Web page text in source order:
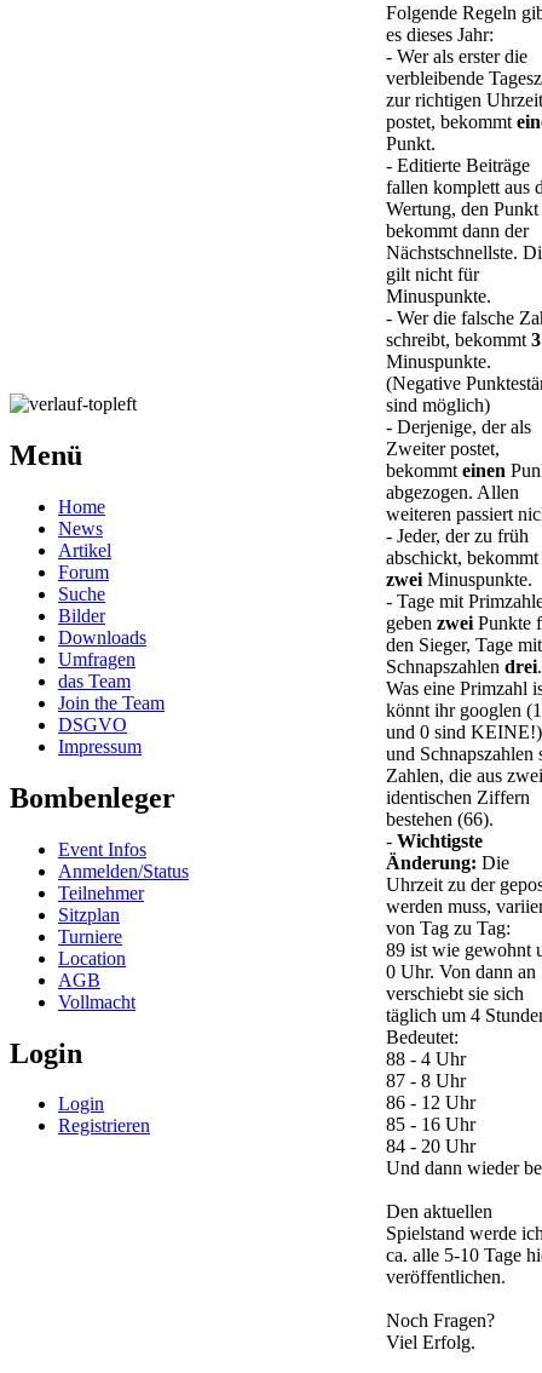
Menü
Home
News
Artikel
Forum
Suche
Bilder
Downloads
Umfragen
das Team
Join the Team
DSGVO
Impressum
Bombenleger
Event Infos
Anmelden/Status
Teilnehmer
Sitzplan
Turniere
Location
AGB
Vollmacht
Login
Login
Registrieren
Folgende Regeln
es dieses Jahr:
- Wer als erster die
verbleibende
zur richtigen Uhrzeit
postet, bekommt
Punkt.
- Editierte Beiträge
fallen komplett aus
Wertung, den Punkt
bekommt dann der
Nächstschnellste.
gilt nicht für
Minuspunkte.
- Wer die falsche
schreibt, bekommt 3
Minuspunkte.
(Negative
sind möglich)
- Derjenige, der als
Zweiter postet,
bekommt einen
abgezogen. Allen
weiteren passiert
- Jeder, der zu früh
abschickt, bekommt
zwei Minuspunkte.
- Tage mit
geben zwei Punkte
den Sieger, Tage mit
Schnapszahlen drei.
Was eine Primzahl
könnt ihr googlen (1
und 0 sind KEINE!)
und Schnapszahlen
Zahlen, die aus zwei
identischen Ziffern
bestehen (66).
- Wichtigste
Änderung: Die
Uhrzeit zu der
werden muss,
von Tag zu Tag:
89 ist wie gewohnt
0 Uhr. Von dann an
verschiebt sie sich
täglich um 4
Bedeutet:
88 - 4 Uhr
87 - 8 Uhr
86 - 12 Uhr
85 - 16 Uhr
84 - 20 Uhr
Und dann wieder
Den aktuellen
Spielstand werde
ca. alle 5-10 Tage
veröffentlichen.
Noch Fragen?
Viel Erfolg.